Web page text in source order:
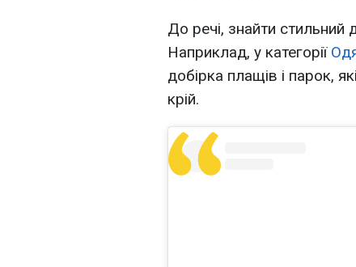
До речі, знайти
Наприклад, у категорії
добірка плащів і парок,
крій.